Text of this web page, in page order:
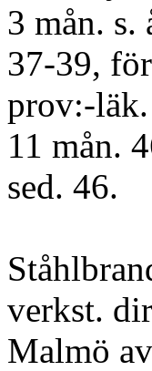
3 mån. s.
37-39,
prov:-
11 mån.
sed. 46.
verkst.
Malmö